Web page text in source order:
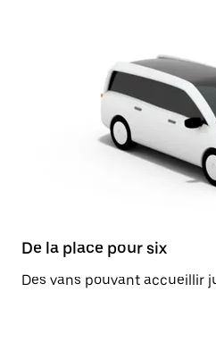
De la place pour six
Des vans pouvant accueillir